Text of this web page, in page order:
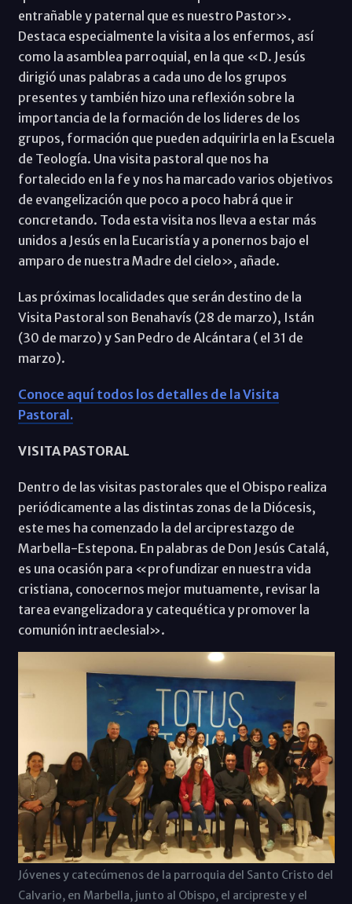
entrañable y paternal que es nuestro Pastor».
Destaca especialmente la visita a los enfermos, así
como la asamblea parroquial, en la que «D. Jesús
dirigió unas palabras a cada uno de los grupos
presentes y también hizo una reflexión sobre la
importancia de la formación de los lideres de los
grupos, formación que pueden adquirirla en la Escuela
de Teología. Una visita pastoral que nos ha
fortalecido en la fe y nos ha marcado varios objetivos
de evangelización que poco a poco habrá que ir
concretando. Toda esta visita nos lleva a estar más
unidos a Jesús en la Eucaristía y a ponernos bajo el
amparo de nuestra Madre del cielo», añade.
Las próximas localidades que serán destino de la
Visita Pastoral son Benahavís (28 de marzo), Istán
(30 de marzo) y San Pedro de Alcántara ( el 31 de
marzo).
Conoce aquí todos los detalles de la Visita
Pastoral.
VISITA PASTORAL
Dentro de las visitas pastorales que el Obispo realiza
periódicamente a las distintas zonas de la Diócesis,
este mes ha comenzado la del arciprestazgo de
Marbella-Estepona. En palabras de Don Jesús Catalá,
es una ocasión para «profundizar en nuestra vida
cristiana, conocernos mejor mutuamente, revisar la
tarea evangelizadora y catequética y promover la
comunión intraeclesial».
Jóvenes y catecúmenos de la parroquia del Santo Cristo del
Calvario, en Marbella, junto al Obispo, el arcipreste y el